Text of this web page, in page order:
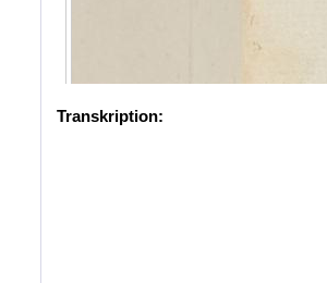
Transkription: